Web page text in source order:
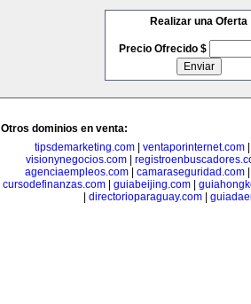
Realizar una Oferta
Precio Ofrecido $
Otros dominios en venta:
tipsdemarketing.com| ventaporinternet.com
visionynegocios.com|
agenciaempleos.com| camaraseguridad.com
cursodefinanzas.com| guiabeijing.com|
directorioparaguay.com|